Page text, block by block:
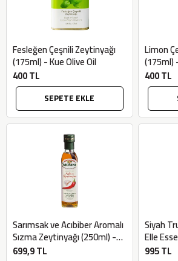
Fesleğen Çeşnili Zeytinyağı
(175ml) - Kue Olive Oil
400 TL
SEPETE EKLE
Limon
(175ml)
400 TL
Sarımsak ve Acıbiber Aromalı
Sızma Zeytinyağı (250ml) -
Monini
699,9 TL
Siyah
Elle Esse
995 TL